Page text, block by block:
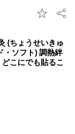
(ちょうせいきゅ
・ソフト) 調熱絆
こにでも貼るこ